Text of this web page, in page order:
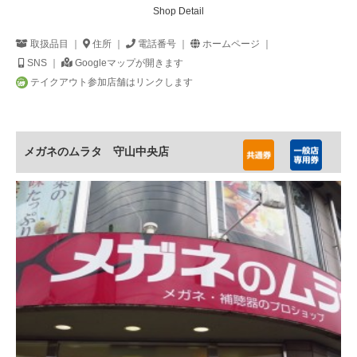
Shop Detail
取扱品目 ｜ 住所 ｜ 電話番号 ｜
ホームページ ｜
SNS ｜
Googleマップが開きます
テイクアウト参加店舗はリンクします
メガネのムラタ 守山中央店